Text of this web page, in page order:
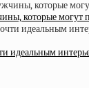
которые могут
идеальным